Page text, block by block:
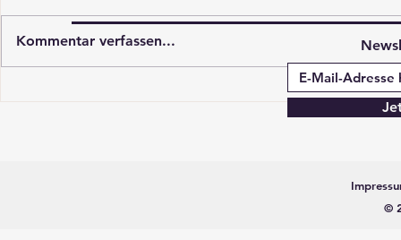
Hyppen
machen
Kommentar verfassen...
©